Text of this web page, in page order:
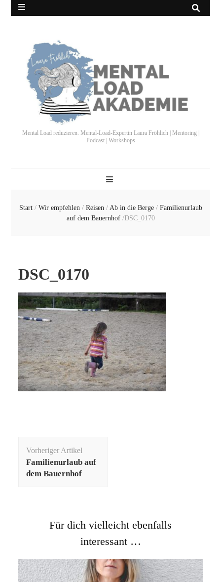
Mental Load reduzieren. Mental-Load-Expertin Laura Fröhlich | Mentoring |
Podcast | Workshops
Start / Wir empfehlen / Reisen / Ab in die Berge / Familienurlaub
auf dem Bauernhof /DSC_0170
DSC_0170
Vorheriger Artikel
Familienurlaub auf
dem Bauernhof
Für dich vielleicht ebenfalls
interessant …